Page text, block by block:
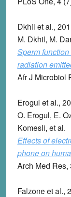
Dkhil et al.,
M. Dkhil, M.
Sperm
radiation
Afr J Microbiol
Erogul et al.,
O. Erogul, E.
Komesli, et al.
Effects of
phone on
Arch Med Res,
Falzone et al.,